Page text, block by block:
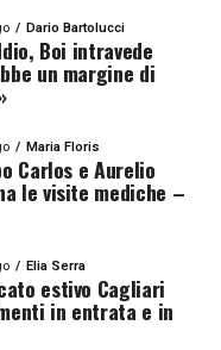
Dario Bartolucci
Boi intravede
un margine di
Maria Floris
Carlos e Aurelio
le visite mediche –
Elia Serra
estivo Cagliari
in entrata e in